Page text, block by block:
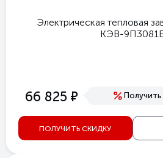
Электрическая тепловая
КЭВ-
66 825 е
ПОЛУЧИТЬ СКИДКУ